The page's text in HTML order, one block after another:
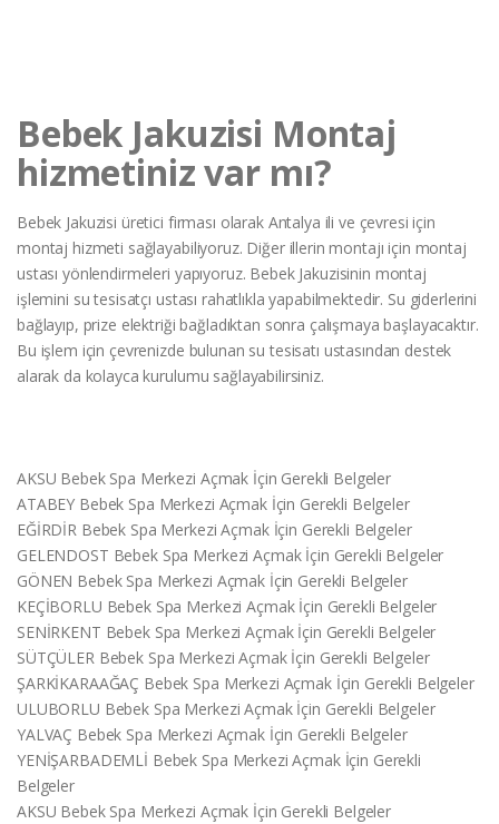
Bebek Jakuzisi Montaj
hizmetiniz var mı?
Bebek Jakuzisi üretici firması olarak Antalya ili ve çevresi için
montaj hizmeti sağlayabiliyoruz. Diğer illerin montajı için montaj
ustası yönlendirmeleri yapıyoruz. Bebek Jakuzisinin montaj
işlemini su tesisatçı ustası rahatlıkla yapabilmektedir. Su giderlerini
bağlayıp, prize elektriği bağladıktan sonra çalışmaya başlayacaktır.
Bu işlem için çevrenizde bulunan su tesisatı ustasından destek
alarak da kolayca kurulumu sağlayabilirsiniz.
AKSU Bebek Spa Merkezi Açmak İçin Gerekli Belgeler
ATABEY Bebek Spa Merkezi Açmak İçin Gerekli Belgeler
EĞİRDİR Bebek Spa Merkezi Açmak İçin Gerekli Belgeler
GELENDOST Bebek Spa Merkezi Açmak İçin Gerekli Belgeler
GÖNEN Bebek Spa Merkezi Açmak İçin Gerekli Belgeler
KEÇİBORLU Bebek Spa Merkezi Açmak İçin Gerekli Belgeler
SENİRKENT Bebek Spa Merkezi Açmak İçin Gerekli Belgeler
SÜTÇÜLER Bebek Spa Merkezi Açmak İçin Gerekli Belgeler
ŞARKİKARAAĞAÇ Bebek Spa Merkezi Açmak İçin Gerekli Belgeler
ULUBORLU Bebek Spa Merkezi Açmak İçin Gerekli Belgeler
YALVAÇ Bebek Spa Merkezi Açmak İçin Gerekli Belgeler
YENİŞARBADEMLİ Bebek Spa Merkezi Açmak İçin Gerekli
Belgeler
AKSU Bebek Spa Merkezi Açmak İçin Gerekli Belgeler